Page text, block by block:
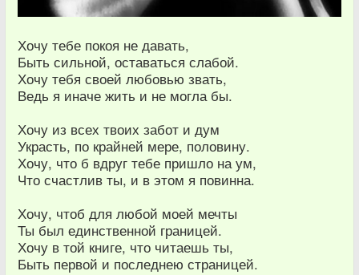
Хочу тебе покоя не давать,
Быть сильной, оставаться слабой.
Хочу тебя своей любовью звать,
Ведь я иначе жить и не могла бы.
Хочу из всех твоих забот и дум
Украсть, по крайней мере, половину.
Хочу, что б вдруг тебе пришло на ум,
Что счастлив ты, и в этом я повинна.
Хочу, чтоб для любой моей мечты
Ты был единственной границей.
Хочу в той книге, что читаешь ты,
Быть первой и последнею страницей.